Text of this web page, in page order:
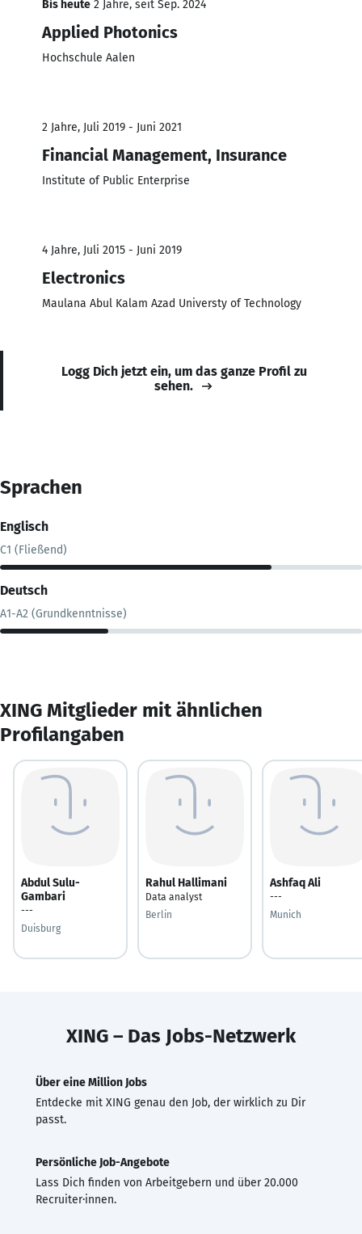
Bis heute 2 Jahre, seit Sep. 2024
Applied Photonics
Hochschule Aalen
2 Jahre, Juli 2019 - Juni 2021
Financial Management, Insurance
Institute of Public Enterprise
4 Jahre, Juli 2015 - Juni 2019
Electronics
Maulana Abul Kalam Azad Universty of Technology
Logg Dich jetzt ein, um das ganze Profil zu
sehen.
Sprachen
Englisch
C1 (Fließend)
Deutsch
A1-A2 (Grundkenntnisse)
XING Mitglieder mit ähnlichen
Profilangaben
Abdul Sulu-
Gambari
---
Duisburg
Rahul Hallimani
Data analyst
Berlin
Ashfaq Ali
---
Munich
XING – Das Jobs-Netzwerk
Über eine Million Jobs
Entdecke mit XING genau den Job, der wirklich zu Dir
passt.
Persönliche Job-Angebote
Lass Dich finden von Arbeitgebern und über 20.000
Recruiter·innen.